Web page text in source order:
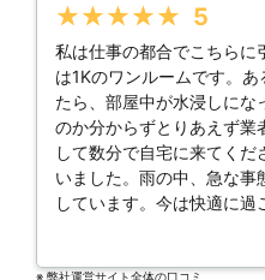
★★★★★ 5
私は仕事の都合でこちらに
は1Kのワンルームです。
たら、部屋中が水浸しに
のか分からずとりあえず業
して数分で自宅に来てくだ
いました。雨の中、急な
しています。今は快適に過
※ 弊社運営サイト全体の⼝コミ